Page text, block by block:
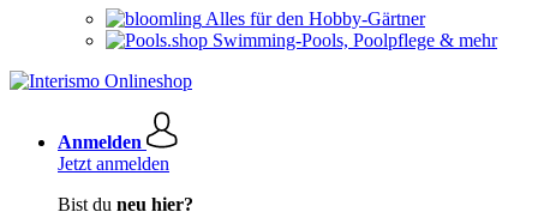
Alles für den Hobby-Gärtner
Swimming-Pools, Poolpflege & mehr
Anmelden
Jetzt anmelden
Bist du neu hier?